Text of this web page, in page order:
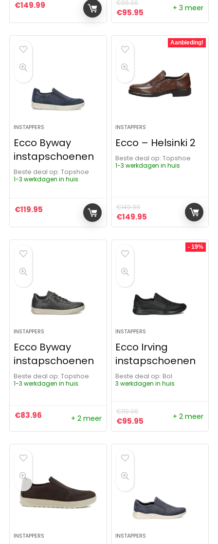
€149.99 €99.00
Oorspronkelijke prijs
€95.95 Huidige prijs is:
+ 3 meer
INSTAPPERS
Ecco Byway
instapschoenen
Beste deal op:
Topshoe
1-3 werkdagen in huis
€119.95
Aanbieding!
INSTAPPERS
Ecco – Helsinki 2
Beste deal op:
Topshoe
1-3 werkdagen in huis
€149.99
Oorspronkelijke prijs was:
€149.95 Huidige prijs is:
INSTAPPERS
Ecco Byway
instapschoenen
Beste deal op:
Topshoe
1-3 werkdagen in huis
€83.96 + 2 meer
- 19%
INSTAPPERS
Ecco Irving
instapschoenen
Beste deal op:
Bol
3 werkdagen in huis
€119.00
Oorspronkelijke prijs was:
€95.95 Huidige prijs is:
+ 2 meer
INSTAPPERS INSTAPPERS